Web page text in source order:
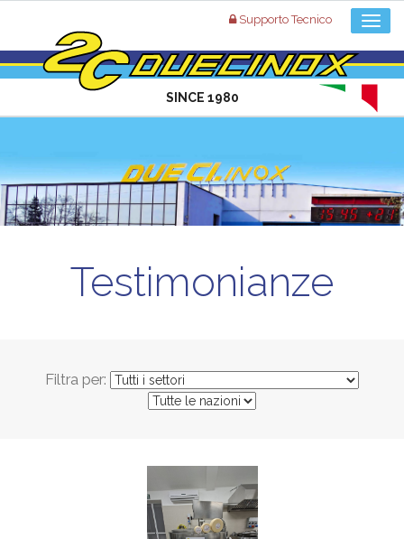
Supporto Tecnico
SINCE 1980
Testimonianze
Filtra per: